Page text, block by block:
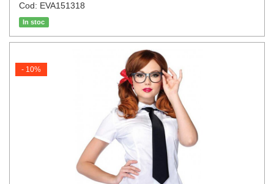
Cod: EVA151318
In stoc
- 10%